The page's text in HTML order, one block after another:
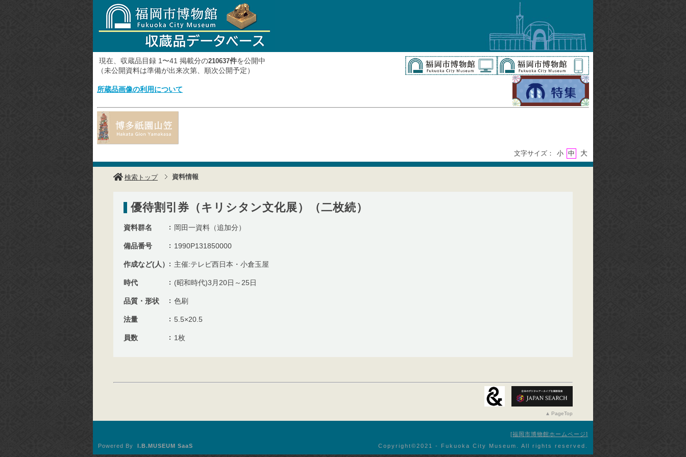
現在、収蔵品目録 1〜41 掲載分の210637件を公開中
（未公開資料は準備が出来次第、順次公開予定）
所蔵品画像の利用について
文字サイズ： 小 中 大
検索トップ 資料情報
優待割引券（キリシタン文化展）（二枚続）
資料群名 岡田一資料（追加分）
備品番号 1990P131850000
作成など(人） 主催:テレビ西日本・小倉玉屋
時代 (昭和時代)3月20日～25日
品質・形状 色刷
法量 5.5×20.5
員数 1枚
PageTop
福岡市博物館ホームページ
Copyright©︎2021 - Fukuoka City Museum. All rights reserved.
Powered By I.B.MUSEUM SaaS